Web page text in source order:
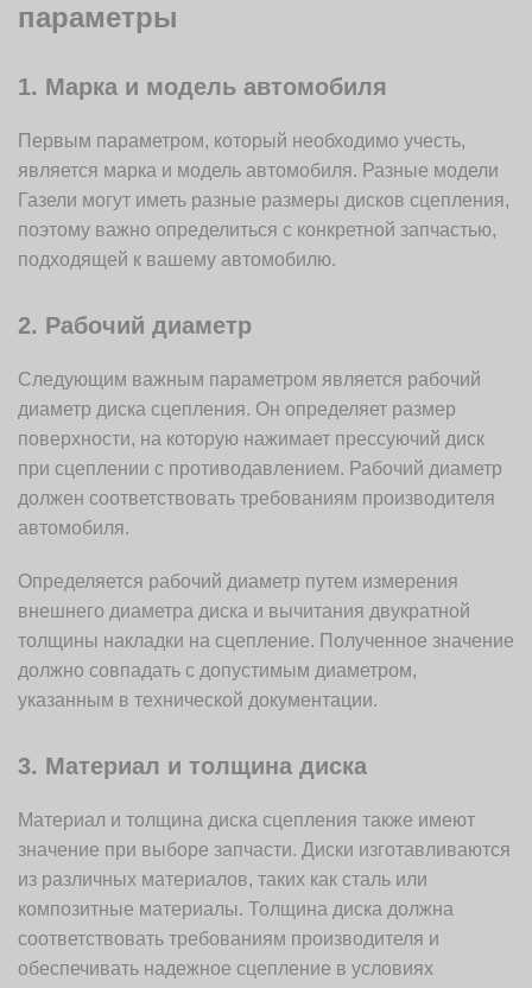
параметры
1. Марка и модель автомобиля
Первым параметром, который необходимо учесть,
является марка и модель автомобиля. Разные модели
Газели могут иметь разные размеры дисков сцепления,
поэтому важно определиться с конкретной запчастью,
подходящей к вашему автомобилю.
2. Рабочий диаметр
Следующим важным параметром является рабочий
диаметр диска сцепления. Он определяет размер
поверхности, на которую нажимает прессуючий диск
при сцеплении с противодавлением. Рабочий диаметр
должен соответствовать требованиям производителя
автомобиля.
Определяется рабочий диаметр путем измерения
внешнего диаметра диска и вычитания двукратной
толщины накладки на сцепление. Полученное значение
должно совпадать с допустимым диаметром,
указанным в технической документации.
3. Материал и толщина диска
Материал и толщина диска сцепления также имеют
значение при выборе запчасти. Диски изготавливаются
из различных материалов, таких как сталь или
композитные материалы. Толщина диска должна
соответствовать требованиям производителя и
обеспечивать надежное сцепление в условиях